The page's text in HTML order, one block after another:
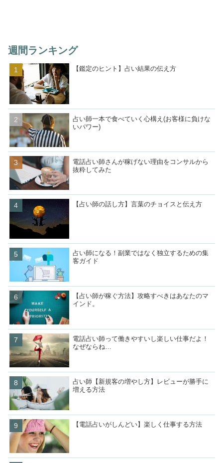
週間ランキング
【鑑定のヒント】占い結果の伝え方
占い師一本で食べていく心構え(お客様に負けな
いパワー)
電話占い師さんが稼げない理由をコンサルから
抜粋してみた
【占い師の話し方】言葉のチョイスと伝え方
占い師になる！副業ではなく独立するための集
客ガイド
【占い師が稼ぐ方法】攻略すべきはあなたのマ
インド。
電話占い師って働きやすいし楽しい仕事だよ！
なぜならね…
占い師【新規客の増やし方】レビューが勝手に
増える方法
【電話占いがしんどい】楽しく仕事する方法